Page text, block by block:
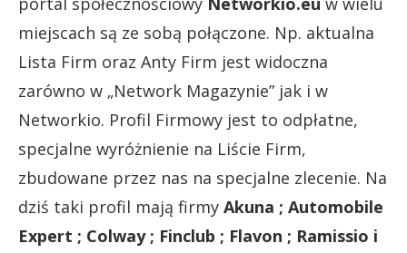
miejscach są ze sobą połączone. Np. aktualna
Lista Firm oraz Anty Firm jest widoczna
zarówno w „Network Magazynie” jak i w
Networkio. Profil Firmowy jest to odpłatne,
specjalne wyróżnienie na Liście Firm,
zbudowane przez nas na specjalne zlecenie. Na
dziś taki profil mają firmy Akuna ; Automobile
Expert ; Colway ; Finclub ; Flavon ; Ramissio i